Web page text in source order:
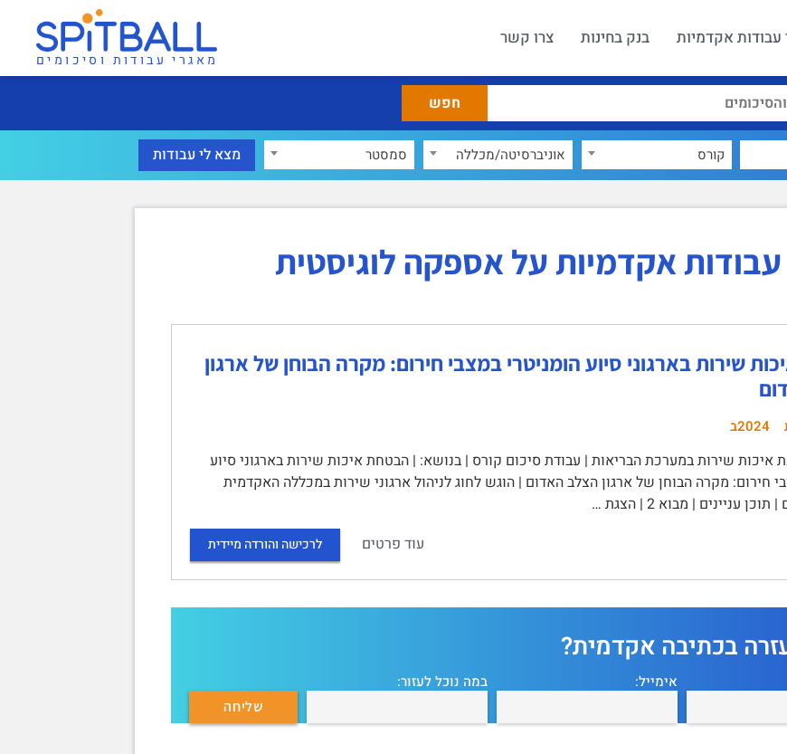
עבודות אקדמיות בנק בחינות צרו קשר
מאגרי עבודות וסיכומים
קורס אוניברסיטה/מכללה סמסטר
עבודות אקדמיות על אספקה לוגיסטית
שירות בארגוני סיוע הומניטרי במצבי חירום: מקרה הבוחן של ארגון
2024ב
איכות שירות במערכת הבריאות | עבודת סיכום קורס | בנושא: | הבטחת איכות שירות בארגוני סיוע
חירום: מקרה הבוחן של ארגון הצלב האדום | הוגש לחוג לניהול ארגוני שירות במכללה האקדמית
עניינים | מבוא 2 | הצגת …
עוד פרטים לרכישה והורדה מיידית
בכתיבה אקדמית?
אימייל: במה נוכל לעזור: